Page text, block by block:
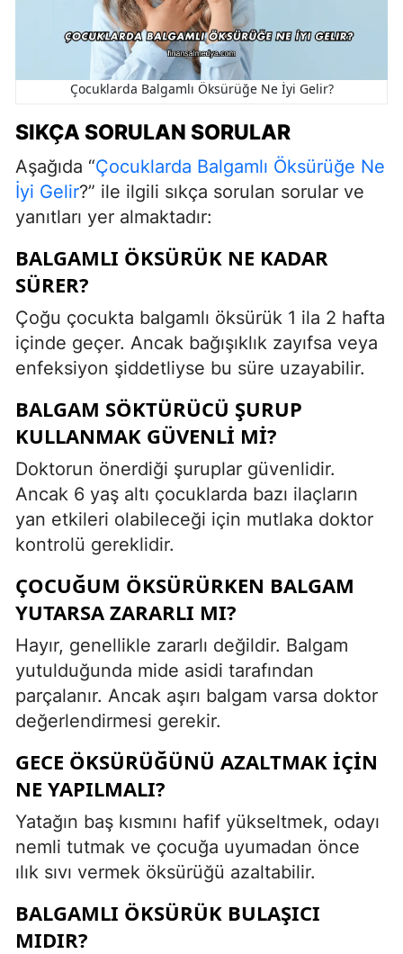
Çocuklarda Balgamlı Öksürüğe Ne İyi Gelir?
SIKÇA SORULAN SORULAR
Aşağıda “Çocuklarda Balgamlı Öksürüğe Ne
İyi Gelir?” ile ilgili sıkça sorulan sorular ve
yanıtları yer almaktadır:
BALGAMLI ÖKSÜRÜK NE KADAR
SÜRER?
Çoğu çocukta balgamlı öksürük 1 ila 2 hafta
içinde geçer. Ancak bağışıklık zayıfsa veya
enfeksiyon şiddetliyse bu süre uzayabilir.
BALGAM SÖKTÜRÜCÜ ŞURUP
KULLANMAK GÜVENLI MI?
Doktorun önerdiği şuruplar güvenlidir.
Ancak 6 yaş altı çocuklarda bazı ilaçların
yan etkileri olabileceği için mutlaka doktor
kontrolü gereklidir.
ÇOCUĞUM ÖKSÜRÜRKEN BALGAM
YUTARSA ZARARLI MI?
Hayır, genellikle zararlı değildir. Balgam
yutulduğunda mide asidi tarafından
parçalanır. Ancak aşırı balgam varsa doktor
değerlendirmesi gerekir.
GECE ÖKSÜRÜĞÜNÜ AZALTMAK IÇIN
NE YAPILMALI?
Yatağın baş kısmını hafif yükseltmek, odayı
nemli tutmak ve çocuğa uyumadan önce
ılık sıvı vermek öksürüğü azaltabilir.
BALGAMLI ÖKSÜRÜK BULAŞICI
MIDIR?